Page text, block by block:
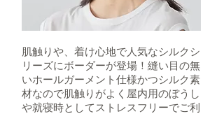
肌触りや、着け心地で人気なシルクシ
リーズにボーダーが登場！縫い目の無
いホールガーメント仕様かつシルク素
材なので肌触りがよく屋内用のぼうし
や就寝時としてストレスフリーでご利